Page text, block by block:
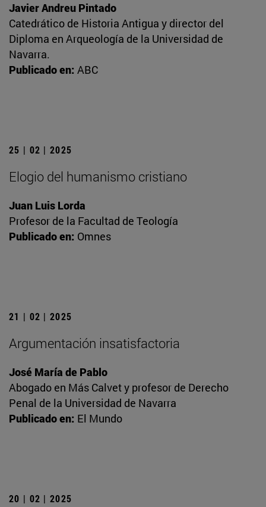
Javier Andreu Pintado
Catedrático de Historia Antigua y director del
Diploma en Arqueología de la Universidad de
Navarra.
Publicado en: ABC
25 | 02 | 2025
Elogio del humanismo cristiano
Juan Luis Lorda
Profesor de la Facultad de Teología
Publicado en: Omnes
21 | 02 | 2025
Argumentación insatisfactoria
José María de Pablo
Abogado en Más Calvet y profesor de Derecho
Penal de la Universidad de Navarra
Publicado en: El Mundo
20 | 02 | 2025